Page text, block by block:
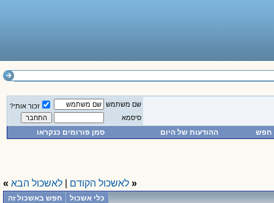
שם משתמש
זכור אותי?
סיסמא
חפש ההודעות של היום סמן פורומים כנקראו
« לאשכול הקודם לאשכול הבא »
כלי אשכול חפש באשכול זה